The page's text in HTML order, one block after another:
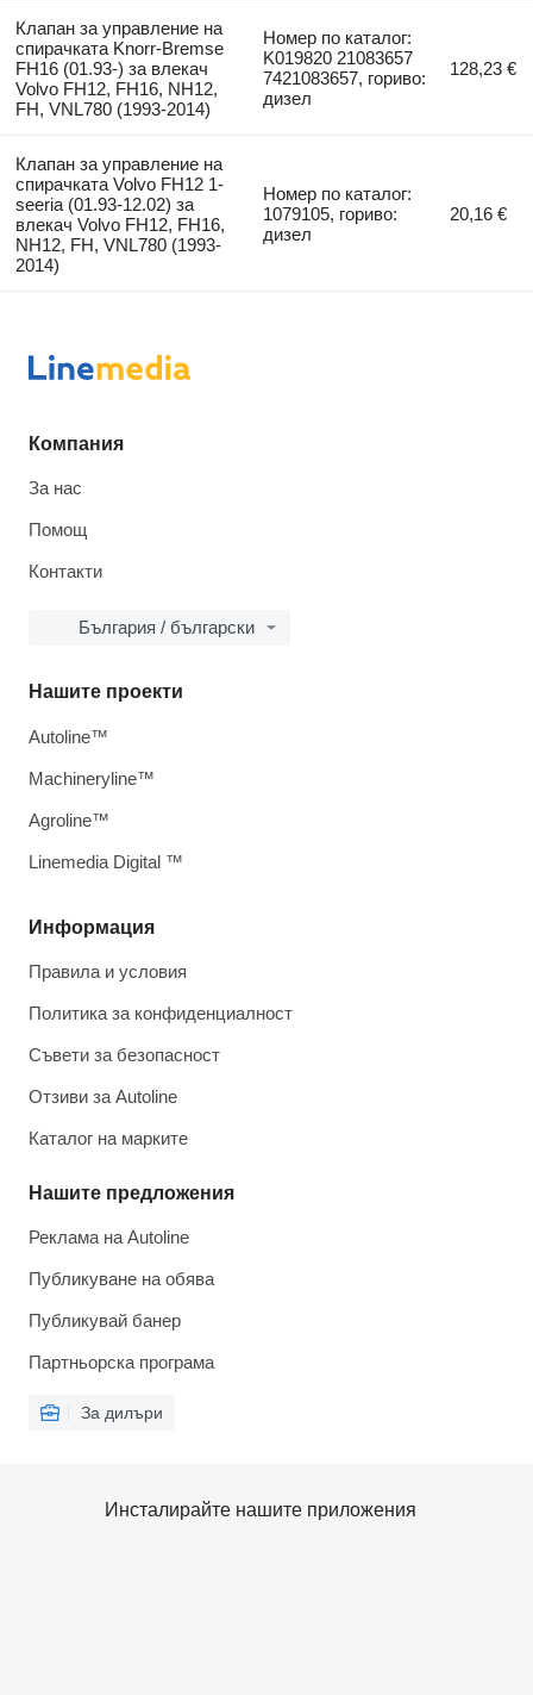
Клапан за управление на
спирачката Knorr-Bremse
FH16 (01.93-) за влекач
Volvo FH12, FH16, NH12,
FH, VNL780 (1993-2014)
Номер по каталог:
K019820 21083657
7421083657, гориво:
дизел
128,23 €
Клапан за управление на
спирачката Volvo FH12 1-
seeria (01.93-12.02) за
влекач Volvo FH12, FH16,
NH12, FH, VNL780 (1993-
2014)
Номер по каталог:
1079105, гориво:
дизел
20,16 €
Компания
За нас
Помощ
Контакти
България / български
Информация
Правила и условия
Политика за конфиденциалност
Съвети за безопасност
Отзиви за Autoline
Каталог на марките
Нашите предложения
Реклама на Autoline
Публикуване на обява
Публикувай банер
Партньорска програма
За дилъри
Нашите проекти
Autoline™
Machineryline™
Agroline™
Linemedia Digital ™
Инсталирайте нашите приложения